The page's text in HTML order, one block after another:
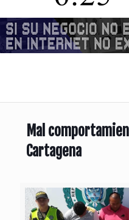
Mal
Cartagena